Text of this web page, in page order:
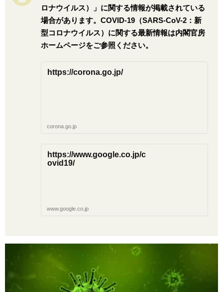
ロナウイルス）」に関する情報が掲載されている
場合があります。COVID-19（SARS-CoV-2：新
型コロナウイルス）に関する最新情報は内閣官房
ホームページをご参照ください。
https://corona.go.jp/
corona.go.jp
https://www.google.co.jp/c
ovid19/
www.google.co.jp